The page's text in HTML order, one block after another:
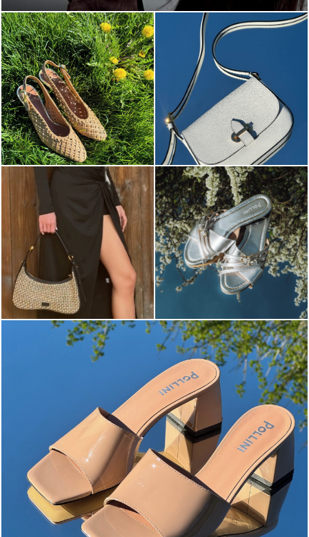
The most-wanted mules and sandals are now on sale. ...